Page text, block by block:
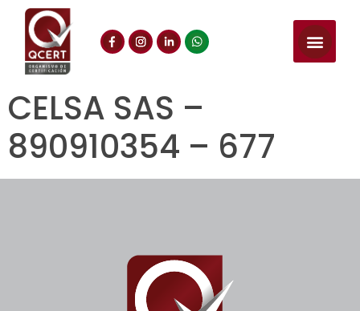
CELSA SAS –
890910354 – 677